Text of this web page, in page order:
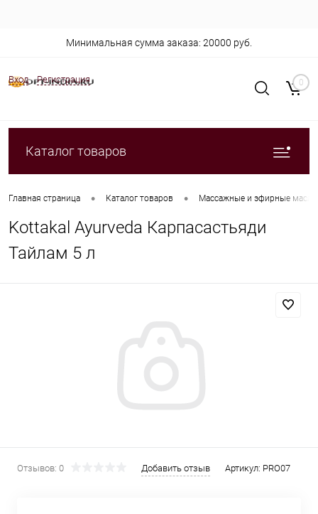
Вход Регистрация
Минимальная сумма заказа: 20000 руб.
0
Каталог товаров
Главная страница • Каталог товаров • Массажные и эфирные масла
Kottakal Ayurveda Карпасастьяди
Тайлам 5 л
Отзывов: 0 Добавить отзыв Артикул: PRO07